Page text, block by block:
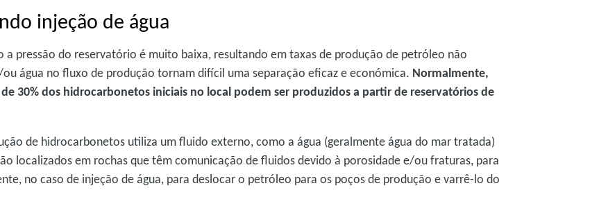
injeção de água
pressão do reservatório é muito baixa, resultando em taxas de produção de petróleo não
água no fluxo de produção tornam difícil uma separação eficaz e económica. Normalmente,
30% dos hidrocarbonetos iniciais no local podem ser produzidos a partir de reservatórios de
de hidrocarbonetos utiliza um fluido externo, como a água (geralmente água do mar tratada)
localizados em rochas que têm comunicação de fluidos devido à porosidade e/ou fraturas, para
no caso de injeção de água, para deslocar o petróleo para os poços de produção e varrê-lo do